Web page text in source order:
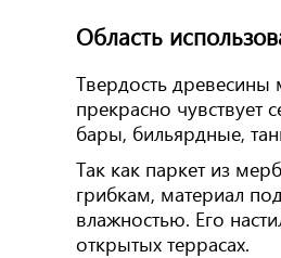
Область
Твердость древесины
прекрасно
бары, бильярдные,
Так как паркет из
грибкам, материал
влажностью. Его
открытых террасах.